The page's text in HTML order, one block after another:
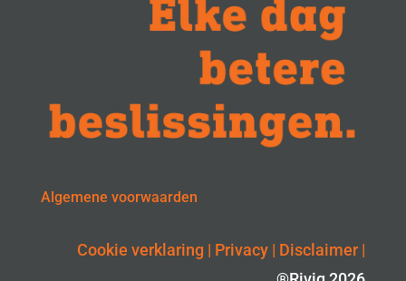
Algemene voorwaarden
Cookie verklaring | Privacy | Disclaimer |